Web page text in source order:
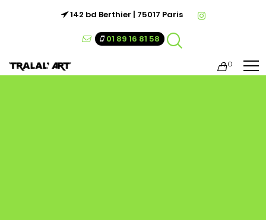
142 bd Berthier | 75017 Paris
01 89 16 81 58
0